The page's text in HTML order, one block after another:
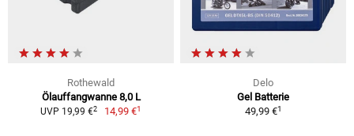
Rothewald
Ölauffangwanne 8,0 L
UVP 19,99 €2 14,99 €1
Delo
Gel Batterie
49,99 €1